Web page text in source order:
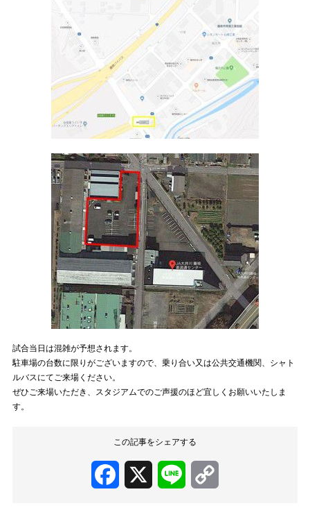
試合当日は混雑が予想されます。
駐車場の台数に限りがございますので、乗り合い又は公共交通機関、シャト
ルバスにてご来場ください。
ぜひご来場いただき、スタジアムでのご声援のほど宜しくお願いいたしま
す。
この記事をシェアする
Facebook Line